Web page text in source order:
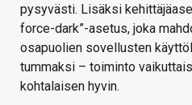
pysyvästi. Lisäksi
force-dark”-asetus, joka
osapuolien sovellusten
tummaksi – toiminto
kohtalaisen hyvin.